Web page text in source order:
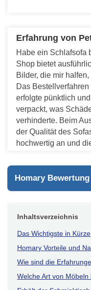
Erfahrung von
Habe ein Schlafsofa
Shop bietet
Bilder, die mir
Das
erfolgte pünktlich
verpackt, was
verhinderte. Beim
der Qualität des
hochwertig an und
Anweisungen. Das
aus, es ist auch
Homary
Inhaltsverzeichnis
Das Wichtigste in Kürze
Homary Vorteile und
Wie sind die
Welche Art von